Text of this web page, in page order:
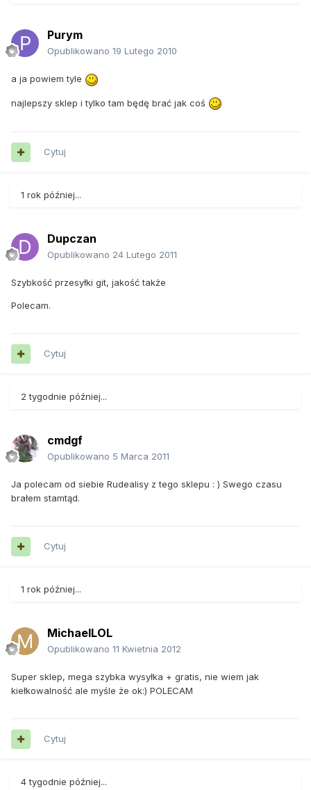
Purym
Opublikowano 19 Lutego 2010
a ja powiem tyle
najlepszy sklep i tylko tam będę brać jak coś
Cytuj
1 rok później...
Dupczan
Opublikowano 24 Lutego 2011
Szybkość przesyłki git, jakość także
Polecam.
Cytuj
2 tygodnie później...
cmdgf
Opublikowano 5 Marca 2011
Ja polecam od siebie Rudealisy z tego sklepu : ) Swego czasu
brałem stamtąd.
Cytuj
1 rok później...
MichaelLOL
Opublikowano 11 Kwietnia 2012
Super sklep, mega szybka wysyłka + gratis, nie wiem jak
kiełkowalność ale myśle że ok:) POLECAM
Cytuj
4 tygodnie później...